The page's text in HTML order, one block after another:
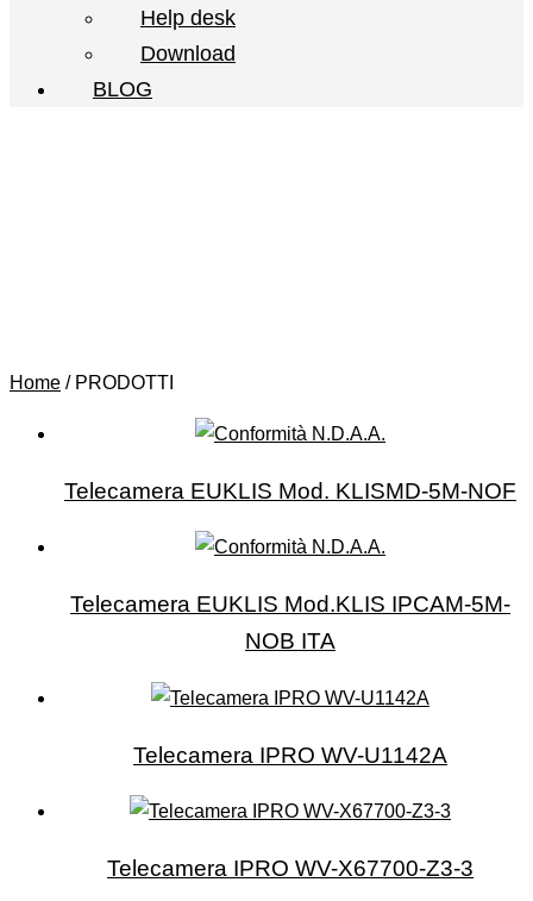
Help desk
Download
BLOG
Home / PRODOTTI
Telecamera EUKLIS Mod. KLISMD-5M-NOF
Telecamera EUKLIS Mod.KLIS IPCAM-5M-
NOB ITA
Telecamera IPRO WV-U1142A
Telecamera IPRO WV-X67700-Z3-3